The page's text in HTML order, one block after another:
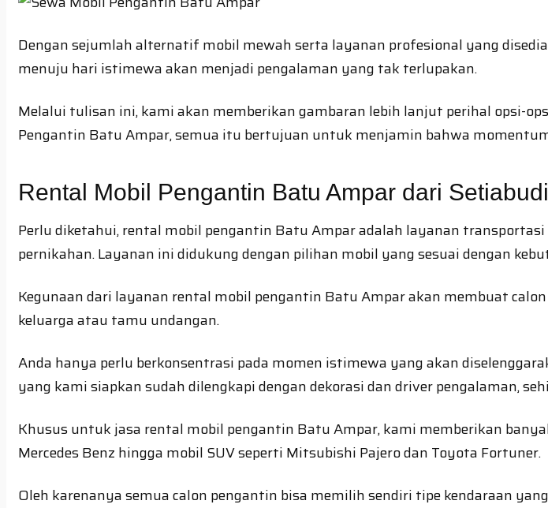
Dengan sejumlah alternatif mobil mewah serta layanan profesional yang
menuju hari istimewa akan menjadi pengalaman yang tak terlupakan.
Melalui tulisan ini, kami akan memberikan gambaran lebih lanjut perihal opsi-
Pengantin Batu Ampar, semua itu bertujuan untuk menjamin bahwa
Rental Mobil Pengantin Batu Ampar dari
Perlu diketahui, rental mobil pengantin Batu Ampar adalah layanan
pernikahan. Layanan ini didukung dengan pilihan mobil yang sesuai dengan
Kegunaan dari layanan rental mobil pengantin Batu Ampar akan membuat
keluarga atau tamu undangan.
Anda hanya perlu berkonsentrasi pada momen istimewa yang akan
yang kami siapkan sudah dilengkapi dengan dekorasi dan driver pengalaman,
Khusus untuk jasa rental mobil pengantin Batu Ampar, kami memberikan
Mercedes Benz hingga mobil SUV seperti Mitsubishi Pajero dan Toyota Fortuner.
Oleh karenanya semua calon pengantin bisa memilih sendiri tipe kendaraan